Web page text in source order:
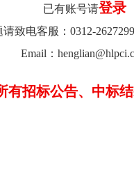
已有账号请登录
致电客服：0312-
Email：
有招标公告、中标